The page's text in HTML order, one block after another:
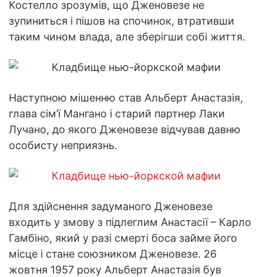
Костелло зрозумів, що Дженовезе не
зупиниться і пішов на спочинок, втративши
таким чином влада, але зберігши собі життя.
Наступною мішенню став Альберт Анастазія,
глава сім’ї Мангано і старий партнер Лаки
Лучано, до якого Дженовезе відчував давню
особисту неприязнь.
Для здійснення задуманого Дженовезе
входить у змову з підлеглим Анастасії – Карло
Гамбіно, який у разі смерті боса займе його
місце і стане союзником Дженовезе. 26
жовтня 1957 року Альберт Анастазія був